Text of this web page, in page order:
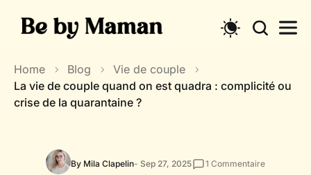
Home Blog
Vie de couple
La vie de couple quand on est quadra : complicité ou
crise de la quarantaine ?
By Mila Clapelin- Sep 27, 2025 1 Commentaire